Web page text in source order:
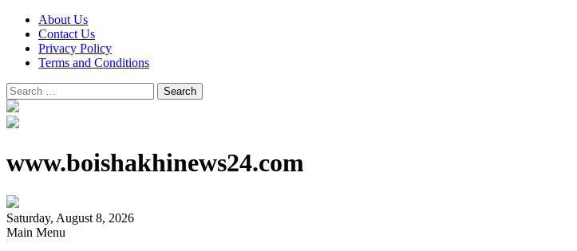
About Us
Contact Us
Privacy Policy
Terms and Conditions
Search
for:
www.boishakhinews24.com
Saturday, August 8, 2026
Main Menu